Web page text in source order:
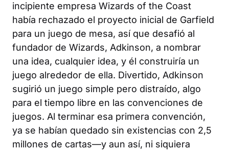
incipiente empresa Wizards of the Coast
había rechazado el proyecto inicial de Garfield
para un juego de mesa, así que desafió al
fundador de Wizards, Adkinson, a nombrar
una idea, cualquier idea, y él construiría un
juego alrededor de ella. Divertido, Adkinson
sugirió un juego simple pero distraído, algo
para el tiempo libre en las convenciones de
juegos. Al terminar esa primera convención,
ya se habían quedado sin existencias con 2,5
millones de cartas—y aun así, ni siquiera